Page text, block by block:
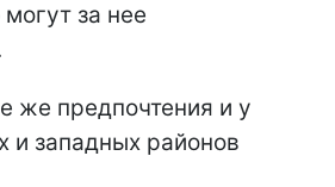
за нее
же предпочтения и у
западных районов